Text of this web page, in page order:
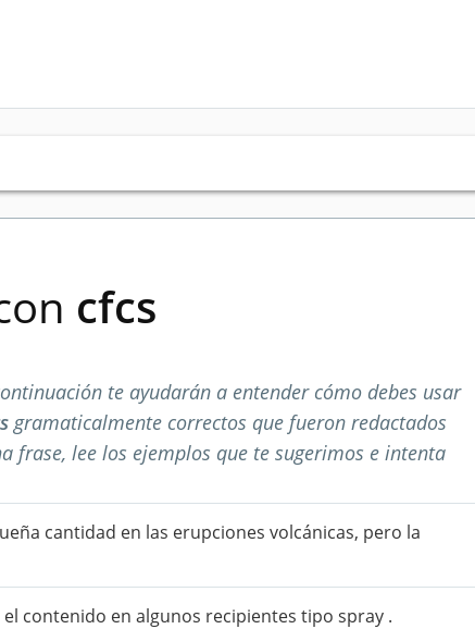
cfcs
te ayudarán a entender cómo debes usar
gramaticalmente correctos que fueron redactados
frase, lee los ejemplos que te sugerimos e intenta
cantidad en las erupciones volcánicas, pero la
contenido en algunos recipientes tipo spray .